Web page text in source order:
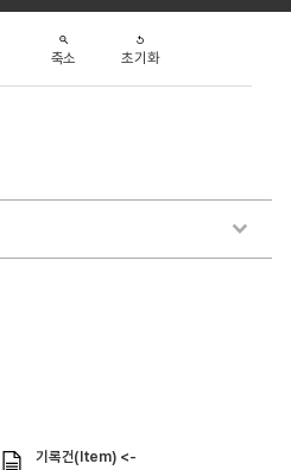
축소 초기화
기록건(Item) <-